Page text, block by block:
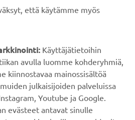
uusimmista tarjouksista,
julkaisuista ja paljon muuta...
julkaisijoiden palveluissa
Youtube ja Google.
evästeet antavat sinulle
verkkosivuillamme videoita
jakaa sivustomme sisältöä
Nämä sosiaalisen median